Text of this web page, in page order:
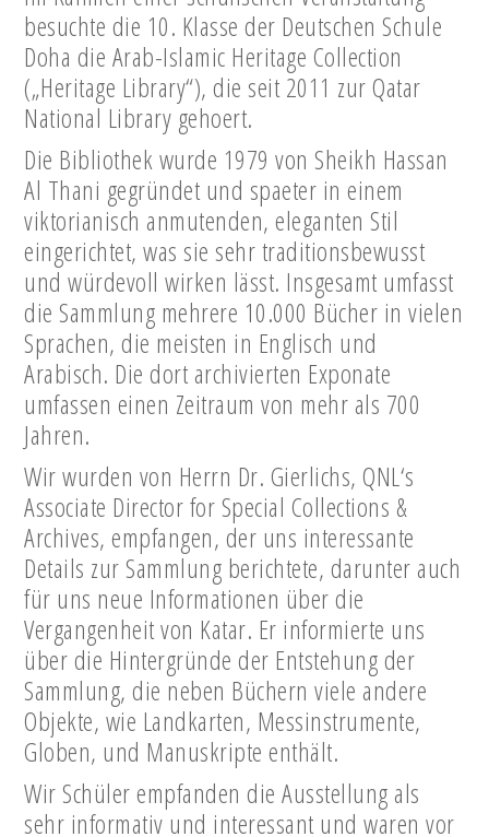
besuchte die 10. Klasse der Deutschen Schule
Doha die Arab-Islamic Heritage Collection
(„Heritage Library“), die seit 2011 zur Qatar
National Library gehoert.
Die Bibliothek wurde 1979 von Sheikh Hassan
Al Thani gegründet und spaeter in einem
viktorianisch anmutenden, eleganten Stil
eingerichtet, was sie sehr traditionsbewusst
und würdevoll wirken lässt. Insgesamt umfasst
die Sammlung mehrere 10.000 Bücher in vielen
Sprachen, die meisten in Englisch und
Arabisch. Die dort archivierten Exponate
umfassen einen Zeitraum von mehr als 700
Jahren.
Wir wurden von Herrn Dr. Gierlichs, QNL‘s
Associate Director for Special Collections &
Archives, empfangen, der uns interessante
Details zur Sammlung berichtete, darunter auch
für uns neue Informationen über die
Vergangenheit von Katar. Er informierte uns
über die Hintergründe der Entstehung der
Sammlung, die neben Büchern viele andere
Objekte, wie Landkarten, Messinstrumente,
Globen, und Manuskripte enthält.
Wir Schüler empfanden die Ausstellung als
sehr informativ und interessant und waren vor